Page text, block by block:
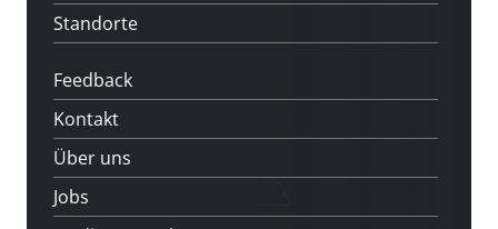
Standorte
Feedback
Kontakt
Über uns
Jobs